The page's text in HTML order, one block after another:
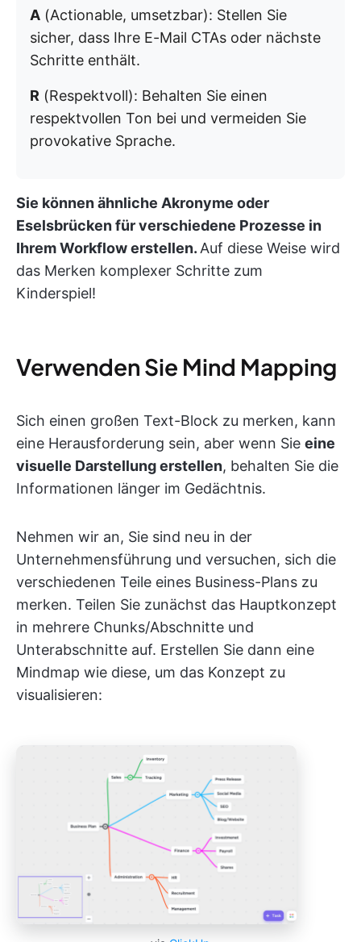
A (Actionable, umsetzbar): Stellen Sie
sicher, dass Ihre E-Mail CTAs oder nächste
Schritte enthält.
R (Respektvoll): Behalten Sie einen
respektvollen Ton bei und vermeiden Sie
provokative Sprache.
Sie können ähnliche Akronyme oder
Eselsbrücken für verschiedene Prozesse in
Ihrem Workflow erstellen. Auf diese Weise wird
das Merken komplexer Schritte zum
Kinderspiel!
Verwenden Sie Mind Mapping
Sich einen großen Text-Block zu merken, kann
eine Herausforderung sein, aber wenn Sie eine
visuelle Darstellung erstellen, behalten Sie die
Informationen länger im Gedächtnis.
Nehmen wir an, Sie sind neu in der
Unternehmensführung und versuchen, sich die
verschiedenen Teile eines Business-Plans zu
merken. Teilen Sie zunächst das Hauptkonzept
in mehrere Chunks/Abschnitte und
Unterabschnitte auf. Erstellen Sie dann eine
Mindmap wie diese, um das Konzept zu
visualisieren: